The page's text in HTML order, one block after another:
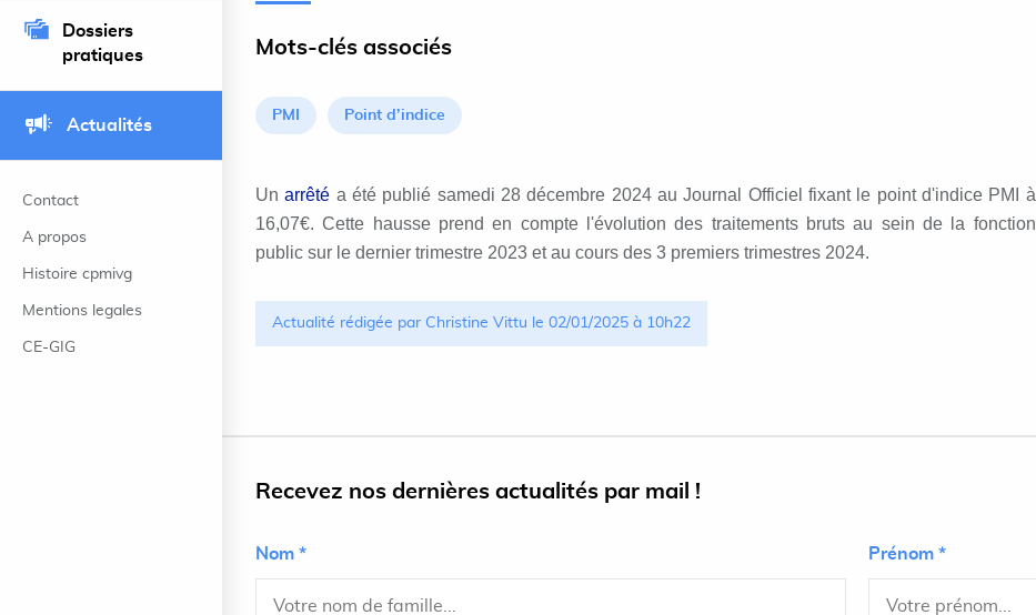
Dossiers
pratiques
Actualités
Contact
A propos
Histoire cpmivg
Mentions legales
CE-GIG
Mots-clés associés
PMI Point d’indice
Unarrêté a été publié samedi 28 décembre 2024 au Journal Officiel fixant le point d'indice PMI à
16,07€. Cette hausse prend en compte l'évolution des traitements bruts au sein de la fonction
public sur le dernier trimestre 2023 et au cours des 3 premiers trimestres 2024.
Actualité rédigée par Christine Vittu le 02/01/2025 à 10h22
Recevez nos dernières actualités par mail !
Nom * Prénom *